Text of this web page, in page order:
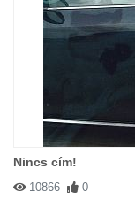
Nincs cím!
10866 0